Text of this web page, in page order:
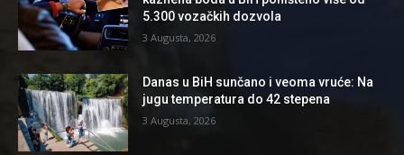
5.300 vozačkih dozvola
3 Augusta, 2026
Danas u BiH sunčano i veoma vruće: Na
jugu temperatura do 42 stepena
3 Augusta, 2026